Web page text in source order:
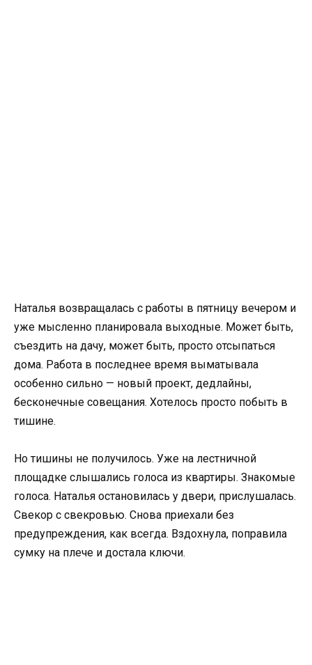
Наталья возвращалась с работы в пятницу вечером и
уже мысленно планировала выходные. Может быть,
съездить на дачу, может быть, просто отсыпаться
дома. Работа в последнее время выматывала
особенно сильно — новый проект, дедлайны,
бесконечные совещания. Хотелось просто побыть в
тишине.
Но тишины не получилось. Уже на лестничной
площадке слышались голоса из квартиры. Знакомые
голоса. Наталья остановилась у двери, прислушалась.
Свекор с свекровью. Снова приехали без
предупреждения, как всегда. Вздохнула, поправила
сумку на плече и достала ключи.